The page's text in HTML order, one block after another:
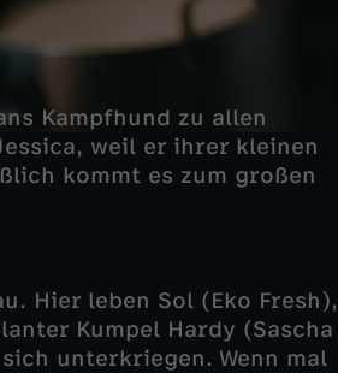
Kampfhund zu allen
weil er ihrer kleinen
kommt es zum großen
Hier leben Sol (Eko Fresh),
Kumpel Hardy (Sascha
unterkriegen. Wenn mal